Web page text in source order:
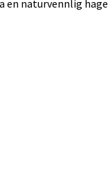
en naturvennlig hage